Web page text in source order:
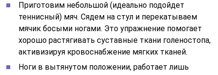
Приготовим небольшой (идеально подойдет
теннисный) мяч. Сядем на стул и перекатываем
мячик босыми ногами. Это упражнение помогает
хорошо растягивать суставные ткани голеностопа,
активизируя кровоснабжение мягких тканей.
Ноги в вытянутом положении, работает лишь